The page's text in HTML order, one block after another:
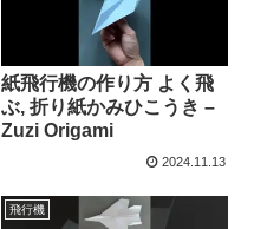
紙飛行機の作り方 よく飛
ぶ, 折り紙かみひこうき –
Zuzi Origami
2024.11.13
飛行機